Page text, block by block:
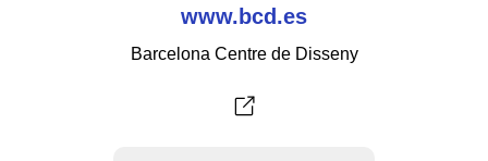
www.bcd.es
Barcelona Centre de Disseny